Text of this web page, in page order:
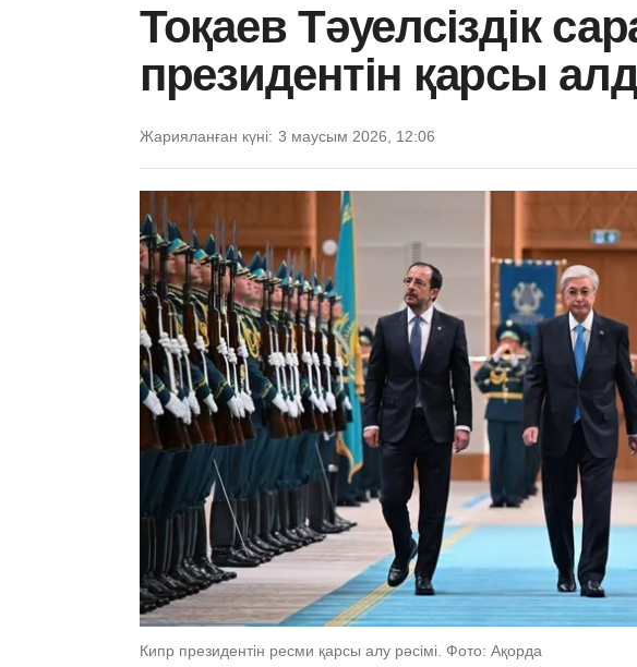
Тоқаев Тәуелсіздік
президентін қарсы
Жарияланған күні: 3 маусым 2026, 12:06
Кипр президентін ресми қарсы алу рәсімі. Фото: Ақорда